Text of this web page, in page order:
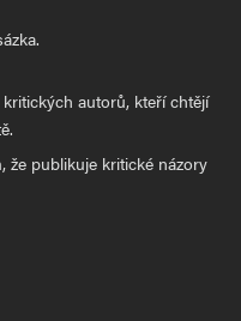
autorů, kteří chtějí
že publikuje kritické názory